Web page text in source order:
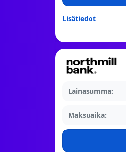
Lisätiedot
Lainasumma:
Maksuaika: